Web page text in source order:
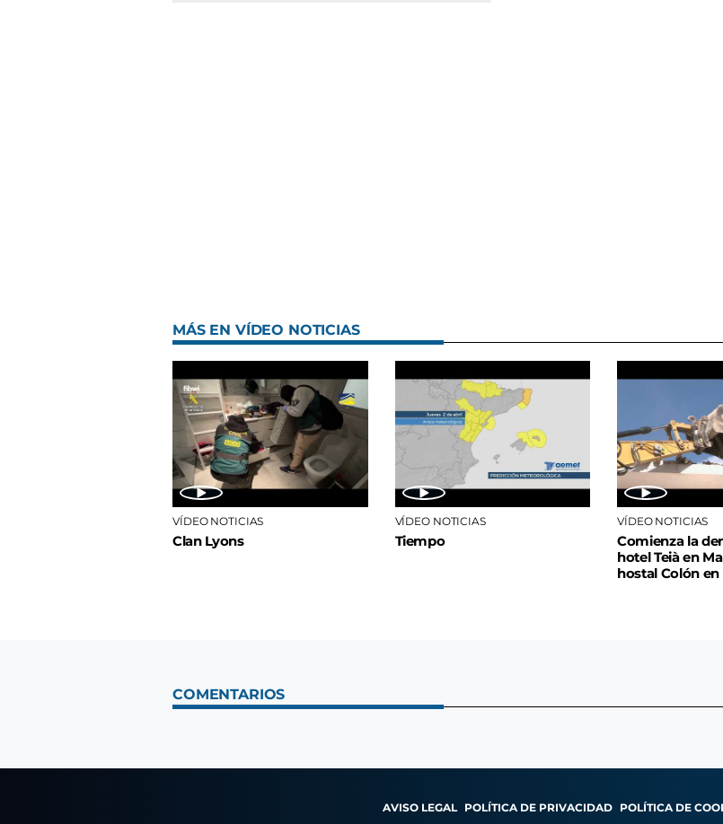
MÁS EN VÍDEO NOTICIAS
VÍDEO NOTICIAS
Clan Lyons
VÍDEO NOTICIAS
Tiempo
VÍDEO NOTICIAS
Comienza la
hotel Teià en
hostal Colón en
COMENTARIOS
AVISO LEGAL POLÍTICA DE PRIVACIDAD POLÍTICA DE